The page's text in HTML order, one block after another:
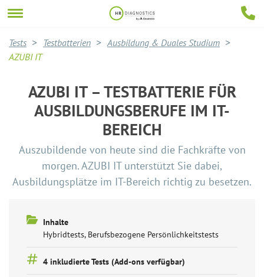
Tests Testbatterien
Ausbildung & Duales Studium
AZUBI IT
AZUBI IT – TESTBATTERIE FÜR
AUSBILDUNGSBERUFE IM IT-
BEREICH
Auszubildende von heute sind die Fachkräfte von
morgen. AZUBI IT unterstützt Sie dabei,
Ausbildungsplätze im IT-Bereich richtig zu besetzen.
Inhalte
Hybridtests, Berufsbezogene Persönlichkeitstests
4 inkludierte Tests (Add-ons verfügbar)